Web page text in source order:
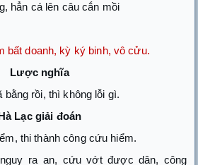
hẳn cá lên câu cắn mồi
bất doanh, kỳ ký binh, vô cửu.
Lược nghĩa
bằng rồi, thì không lỗi gì.
Lạc giải đoán
thi thành công cứu hiểm.
ra an, cứu vớt được dân, công